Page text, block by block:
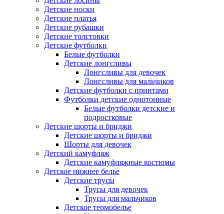
Детские носки
Детские платья
Детские рубашки
Детские толстовки
Детские футболки
Белые футболки
Детские лонгсливы
Лонгсливы для девочек
Лонгсливы для мальчиков
Детские футболки с принтами
Футболки детские однотонные
Белые футболки детские и
подростковые
Детские шорты и бриджи
Детские шорты и бриджи
Шорты для девочек
Детский камуфляж
Детские камуфляжные костюмы
Детское нижнее белье
Детские трусы
Трусы для девочек
Трусы для мальчиков
Детское термобелье